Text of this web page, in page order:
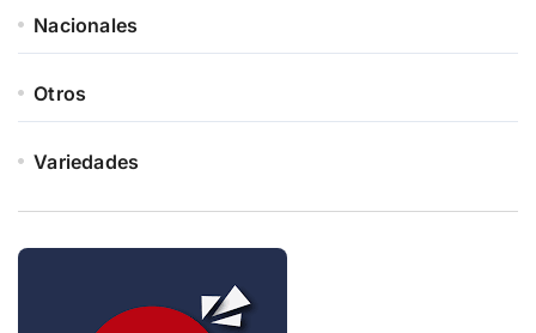
Nacionales
Otros
Variedades